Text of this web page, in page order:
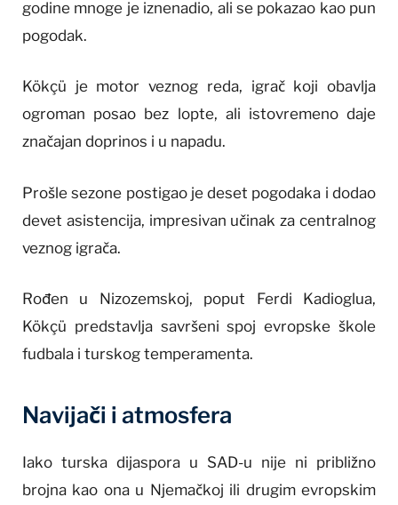
godine mnoge je iznenadio, ali se pokazao kao pun
pogodak.
Kökçü je motor veznog reda, igrač koji obavlja
ogroman posao bez lopte, ali istovremeno daje
značajan doprinos i u napadu.
Prošle sezone postigao je deset pogodaka i dodao
devet asistencija, impresivan učinak za centralnog
veznog igrača.
Rođen u Nizozemskoj, poput Ferdi Kadioglua,
Kökçü predstavlja savršeni spoj evropske škole
fudbala i turskog temperamenta.
Navijači i atmosfera
Iako turska dijaspora u SAD-u nije ni približno
brojna kao ona u Njemačkoj ili drugim evropskim